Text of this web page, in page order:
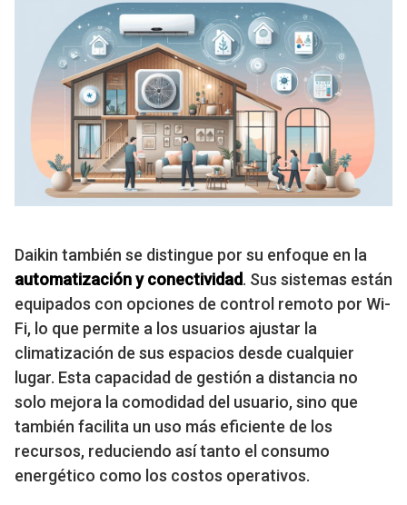
Daikin también se distingue por su enfoque en la
automatización y conectividad. Sus sistemas están
equipados con opciones de control remoto por Wi-
Fi, lo que permite a los usuarios ajustar la
climatización de sus espacios desde cualquier
lugar. Esta capacidad de gestión a distancia no
solo mejora la comodidad del usuario, sino que
también facilita un uso más eficiente de los
recursos, reduciendo así tanto el consumo
energético como los costos operativos.